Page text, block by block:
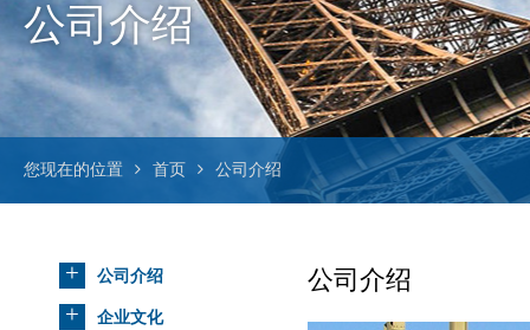
公司介绍
您现在的位置 首页 公司介绍
+ 公司介绍
+ 企业文化
公司介绍